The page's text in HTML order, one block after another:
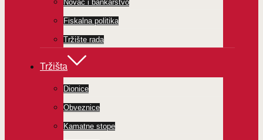
Novac i bankarstvo
Fiskalna politika
Tržište rada
Tržišta
Dionice
Obveznice
Kamatne stope